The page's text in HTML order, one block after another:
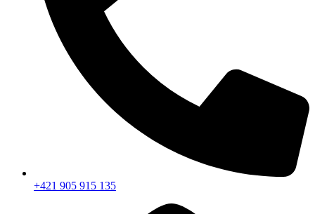
+421 905 915 135